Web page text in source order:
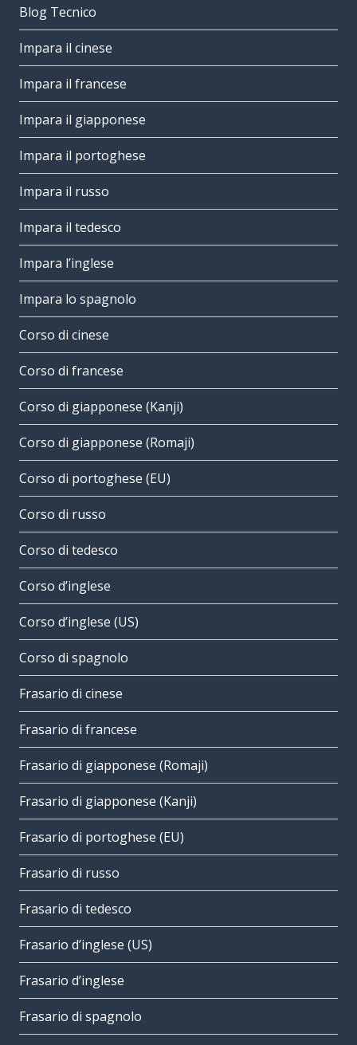
Blog Tecnico
Impara il cinese
Impara il francese
Impara il giapponese
Impara il portoghese
Impara il russo
Impara il tedesco
Impara l’inglese
Impara lo spagnolo
Corso di cinese
Corso di francese
Corso di giapponese (Kanji)
Corso di giapponese (Romaji)
Corso di portoghese (EU)
Corso di russo
Corso di tedesco
Corso d’inglese
Corso d’inglese (US)
Corso di spagnolo
Frasario di cinese
Frasario di francese
Frasario di giapponese (Romaji)
Frasario di giapponese (Kanji)
Frasario di portoghese (EU)
Frasario di russo
Frasario di tedesco
Frasario d’inglese (US)
Frasario d’inglese
Frasario di spagnolo